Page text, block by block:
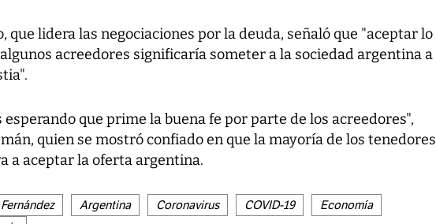
que lidera las negociaciones por la deuda, señaló que "aceptar lo
acreedores significaría someter a la sociedad argentina a
esperando que prime la buena fe por parte de los acreedores",
quien se mostró confiado en que la mayoría de los tenedores
a aceptar la oferta argentina.
Argentina Coronavirus COVID-19
Economía